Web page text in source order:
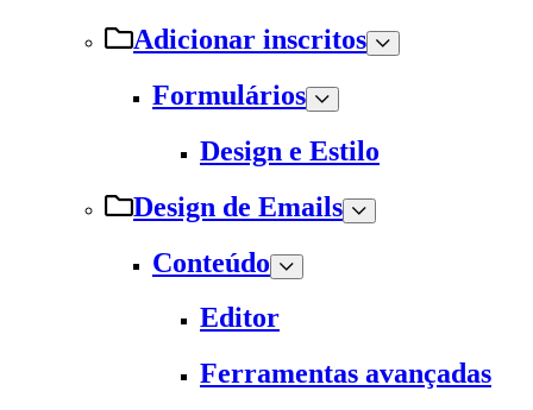
Adicionar inscritos
Formulários
Design e Estilo
Design de Emails
Conteúdo
Editor
Ferramentas avançadas